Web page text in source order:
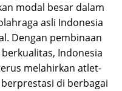
modal besar dalam
asli Indonesia
Dengan pembinaan
Indonesia
melahirkan atlet-
di berbagai